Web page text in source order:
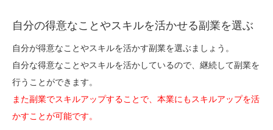
自分の得意なことやスキルを活かせる副業を選ぶ
自分が得意なことやスキルを活かす副業を選ぶましょう。
自分な得意なことやスキルを活かしているので、継続して副業を
行うことができます。
また副業でスキルアップすることで、本業にもスキルアップを活
かすことが可能です。